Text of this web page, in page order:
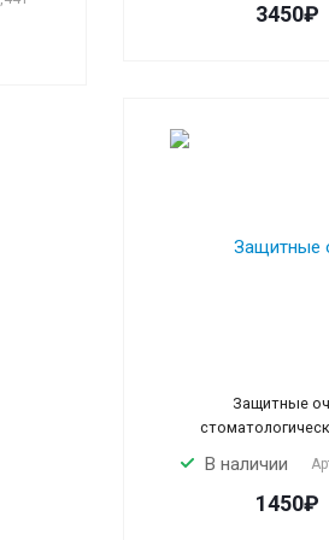
3450₽
Защитные
В наличии
1450₽